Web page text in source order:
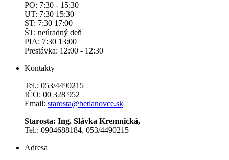
PO: 7:30 - 15:30
UT: 7:30 15:30
ST: 7:30 17:00
ŠT: neúradný deň
PIA: 7:30 13:00
Prestávka: 12:00 - 12:30
Kontakty
Tel.: 053/4490215
IČO: 00 328 952
Email: starosta@betlanovce.sk
Starosta: Ing. Slávka Kremnická,
Tel.: 0904688184, 053/4490215
Adresa